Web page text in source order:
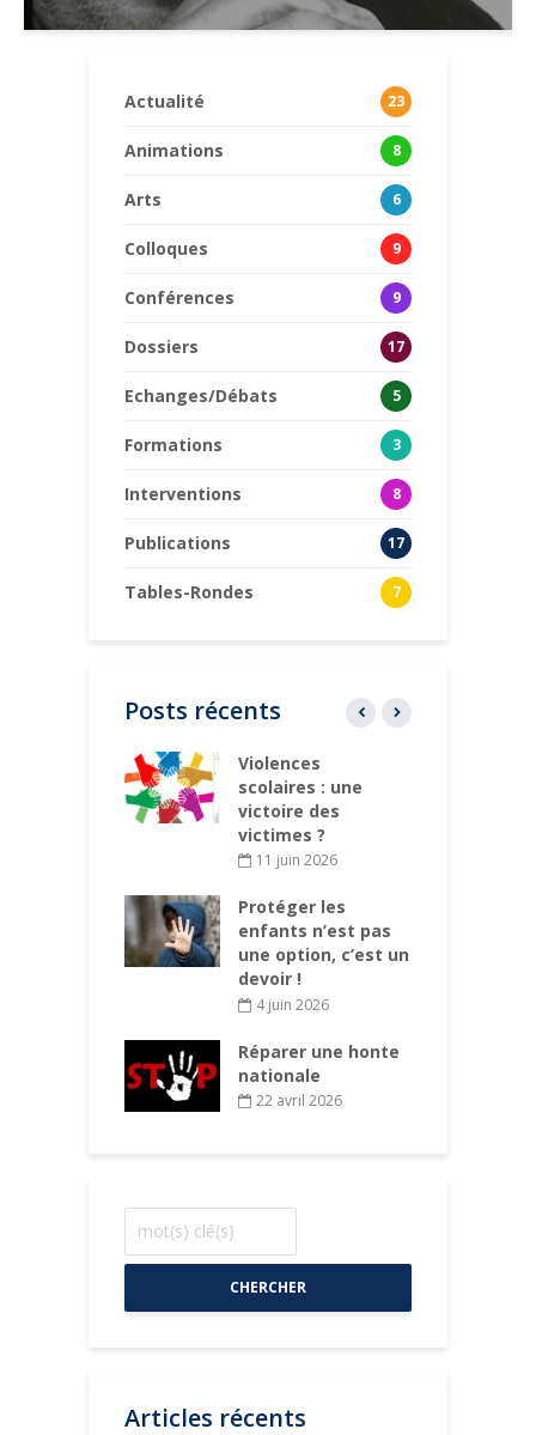
Actualité 23
Animations 8
Arts 6
Colloques 9
Conférences 9
Dossiers 17
Echanges/Débats 5
Formations 3
Interventions 8
Publications 17
Tables-Rondes 7
Posts récents
Violences
scolaires : une
victoire des
victimes ?
11 juin 2026
Protéger les
enfants n’est pas
une option, c’est un
devoir !
4 juin 2026
Réparer une honte
nationale
22 avril 2026
CHERCHER
Articles récents